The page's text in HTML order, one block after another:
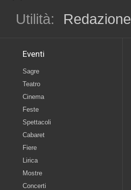
Utilità:
Redazione
Eventi
Sagre
Teatro
Cinema
Feste
Spettacoli
Cabaret
Fiere
Lirica
Mostre
Concerti